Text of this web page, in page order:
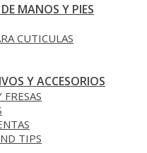
MANOS Y PIES
CUTICULAS
Y ACCESORIOS
TIPS